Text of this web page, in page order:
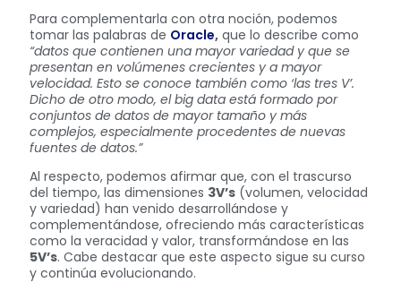
Para complementarla con otra noción, podemos
tomar las palabras de Oracle, que lo describe como
“datos que contienen una mayor variedad y que se
presentan en volúmenes crecientes y a mayor
velocidad. Esto se conoce también como ‘las tres V’.
Dicho de otro modo, el big data está formado por
conjuntos de datos de mayor tamaño y más
complejos, especialmente procedentes de nuevas
fuentes de datos.”
Al respecto, podemos afirmar que, con el trascurso
del tiempo, las dimensiones 3V’s (volumen, velocidad
y variedad) han venido desarrollándose y
complementándose, ofreciendo más características
como la veracidad y valor, transformándose en las
5V’s. Cabe destacar que este aspecto sigue su curso
y continúa evolucionando.